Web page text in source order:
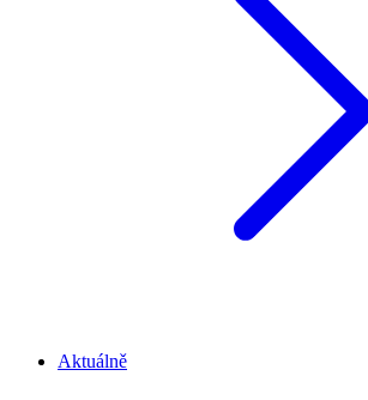
Aktuálně